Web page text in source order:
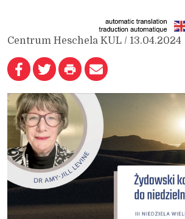
Centrum Heschela KUL / 13.04.2024